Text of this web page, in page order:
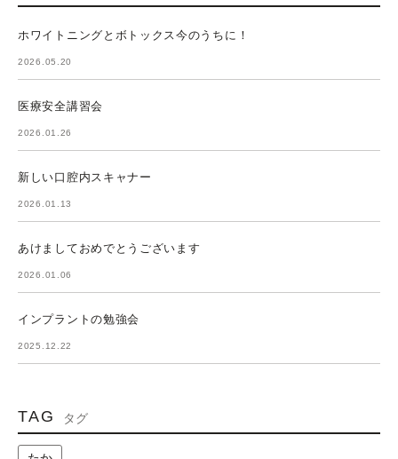
ホワイトニングとボトックス今のうちに！
2026.05.20
医療安全講習会
2026.01.26
新しい口腔内スキャナー
2026.01.13
あけましておめでとうございます
2026.01.06
インプラントの勉強会
2025.12.22
TAG タグ